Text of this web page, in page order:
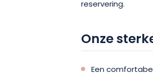
reservering.
Onze
Een